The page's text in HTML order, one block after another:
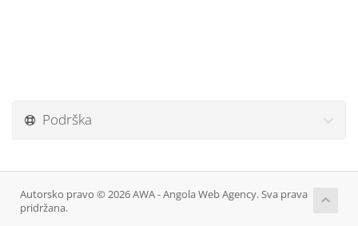
Podrška
Autorsko pravo © 2026 AWA - Angola Web Agency. Sva prava
pridržana.